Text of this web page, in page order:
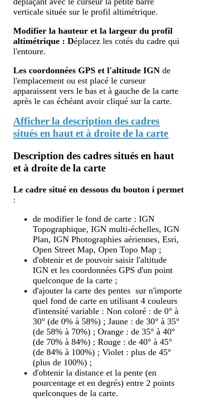
verticale située sur le profil altimétrique.
Modifier la hauteur et la largeur du profil
altimétrique : Déplacez les cotés du cadre qui
l'entoure.
Les coordonnées GPS et l'altitude IGN de
l'emplacement ou est placé le curseur
apparaissent vers le bas et à gauche de la carte
après le cas échéant avoir cliqué sur la carte.
Afficher la description des cadres
situés en haut et à droite de la carte
Description des cadres situés en haut
et à droite de la carte
Le cadre situé en dessous du bouton ipermet
:
de modifier le fond de carte : IGN
Topographique, IGN multi-échelles, IGN
Plan, IGN Photographies aériennes, Esri,
Open Street Map, Open Topo Map ;
d'obtenir et de pouvoir saisir l'altitude
IGN et les coordonnées GPS d'un point
quelconque de la carte ;
d'ajouter la carte des pentes sur n'importe
quel fond de carte en utilisant 4 couleurs
d'intensité variable : Non coloré : de 0° à
30° (de 0% à 58%) ; Jaune : de 30° à 35°
(de 58% à 70%) ; Orange : de 35° à 40°
(de 70% à 84%) ; Rouge : de 40° à 45°
(de 84% à 100%) ; Violet : plus de 45°
(plus de 100%) ;
d'obtenir la distance et la pente (en
pourcentage et en degrés) entre 2 points
quelconques de la carte.